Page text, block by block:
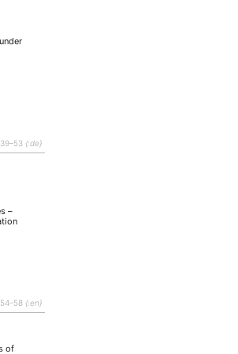
39–53 {:de}
–
54–58 {:en}
of